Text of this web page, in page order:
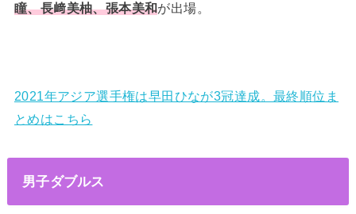
瞳、長﨑美柚、張本美和が出場。
2021年アジア選手権は早田ひなが3冠達成。最終順位ま
とめはこちら
男子ダブルス